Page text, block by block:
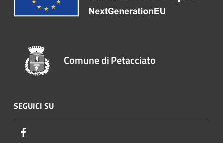
Comune di Petacciato
SEGUICI SU